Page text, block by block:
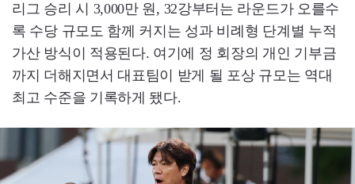
리그 승리 시 3,000만 원, 32강부터는 라운드가 오를수
록 수당 규모도 함께 커지는 성과 비례형 단계별 누적
가산 방식이 적용된다. 여기에 정 회장의 개인 기부금
까지 더해지면서 대표팀이 받게 될 포상 규모는 역대
최고 수준을 기록하게 됐다.